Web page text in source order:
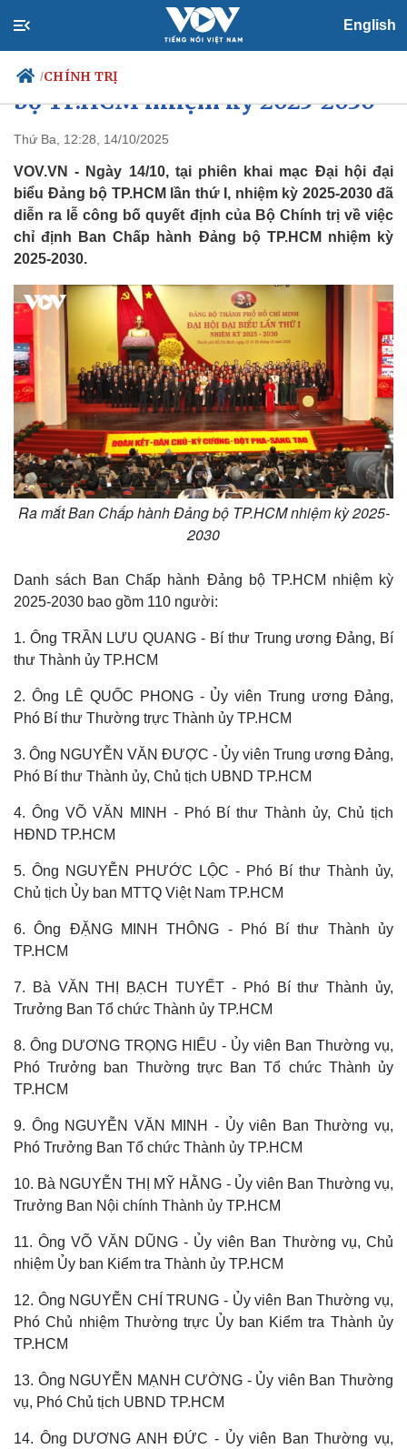
English
/CHÍNH TRỊ
Chính trị
Đảng
Tổ chức nhân sự
Quốc hội
Nhận diện sự thật
Xã hội
Tin 24h
Dự báo thời tiết
Giáo dục
Biển đảo
Danh sách Ban Chấp hành Đảng
bộ TP.HCM nhiệm kỳ 2025-2030
Thứ Ba, 12:28, 14/10/2025
VOV.VN - Ngày 14/10, tại phiên khai mạc Đại hội đại
biểu Đảng bộ TP.HCM lần thứ I, nhiệm kỳ 2025-2030 đã
diễn ra lễ công bố quyết định của Bộ Chính trị về việc
chỉ định Ban Chấp hành Đảng bộ TP.HCM nhiệm kỳ
2025-2030.
Ra mắt Ban Chấp hành Đảng bộ TP.HCM nhiệm kỳ 2025-
2030
Danh sách Ban Chấp hành Đảng bộ TP.HCM nhiệm kỳ
2025-2030 bao gồm 110 người:
1. Ông TRẦN LƯU QUANG - Bí thư Trung ương Đảng, Bí
thư Thành ủy TP.HCM
2. Ông LÊ QUỐC PHONG - Ủy viên Trung ương Đảng,
Phó Bí thư Thường trực Thành ủy TP.HCM
3. Ông NGUYỄN VĂN ĐƯỢC - Ủy viên Trung ương Đảng,
Phó Bí thư Thành ủy, Chủ tịch UBND TP.HCM
4. Ông VÕ VĂN MINH - Phó Bí thư Thành ủy, Chủ tịch
HĐND TP.HCM
5. Ông NGUYỄN PHƯỚC LỘC - Phó Bí thư Thành ủy,
Chủ tịch Ủy ban MTTQ Việt Nam TP.HCM
6. Ông ĐẶNG MINH THÔNG - Phó Bí thư Thành ủy
TP.HCM
7. Bà VĂN THỊ BẠCH TUYẾT - Phó Bí thư Thành ủy,
Trưởng Ban Tổ chức Thành ủy TP.HCM
8. Ông DƯƠNG TRỌNG HIẾU - Ủy viên Ban Thường vụ,
Phó Trưởng ban Thường trực Ban Tổ chức Thành ủy
TP.HCM
9. Ông NGUYỄN VĂN MINH - Ủy viên Ban Thường vụ,
Phó Trưởng Ban Tổ chức Thành ủy TP.HCM
10. Bà NGUYỄN THỊ MỸ HẰNG - Ủy viên Ban Thường vụ,
Trưởng Ban Nội chính Thành ủy TP.HCM
11. Ông VÕ VĂN DŨNG - Ủy viên Ban Thường vụ, Chủ
nhiệm Ủy ban Kiểm tra Thành ủy TP.HCM
12. Ông NGUYỄN CHÍ TRUNG - Ủy viên Ban Thường vụ,
Phó Chủ nhiệm Thường trực Ủy ban Kiểm tra Thành ủy
TP.HCM
13. Ông NGUYỄN MẠNH CƯỜNG - Ủy viên Ban Thường
vụ, Phó Chủ tịch UBND TP.HCM
14. Ông DƯƠNG ANH ĐỨC - Ủy viên Ban Thường vụ,